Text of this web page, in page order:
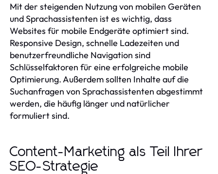
Mit der steigenden Nutzung von mobilen Geräten
und Sprachassistenten ist es wichtig, dass
Websites für mobile Endgeräte optimiert sind.
Responsive Design, schnelle Ladezeiten und
benutzerfreundliche Navigation sind
Schlüsselfaktoren für eine erfolgreiche mobile
Optimierung. Außerdem sollten Inhalte auf die
Suchanfragen von Sprachassistenten abgestimmt
werden, die häufig länger und natürlicher
formuliert sind.
Content-Marketing als Teil Ihrer
SEO-Strategie